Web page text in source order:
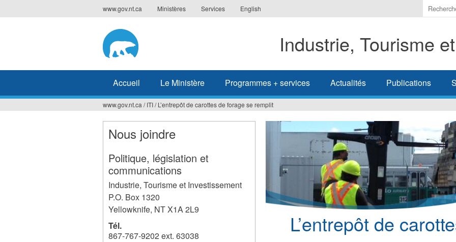
to
www.gov.nt.ca Ministères Services English
Indiquer
les
à
Industrie, Tourisme
Accueil Le Ministère Programmes + services Actualités Publications
Vous
êtes
www.gov.nt.ca / ITI/ L’entrepôt de carottes de forage se remplit
L’entrepôt de
Nous joindre
Politique, législation et
communications
Industrie, Tourisme et Investissement
P.O. Box 1320
Yellowknife, NTX1A 2L9
Tél.
867-767-9202 ext. 63038